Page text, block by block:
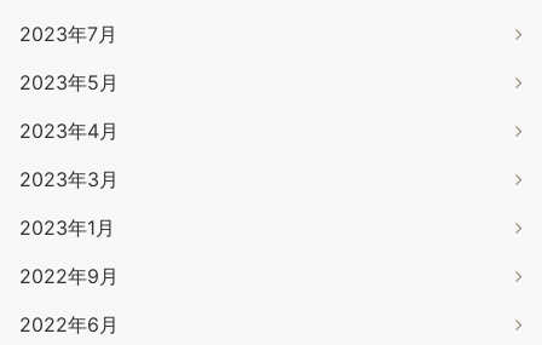
2023年7月
2023年5月
2023年4月
2023年3月
2023年1月
2022年9月
2022年6月